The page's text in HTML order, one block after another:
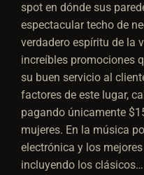
spot en dónde sus
espectacular techo de
verdadero espíritu de la
increíbles promociones
su buen servicio al
factores de este lugar,
pagando únicamente
mujeres. En la música
electrónica y los
incluyendo los clásicos…